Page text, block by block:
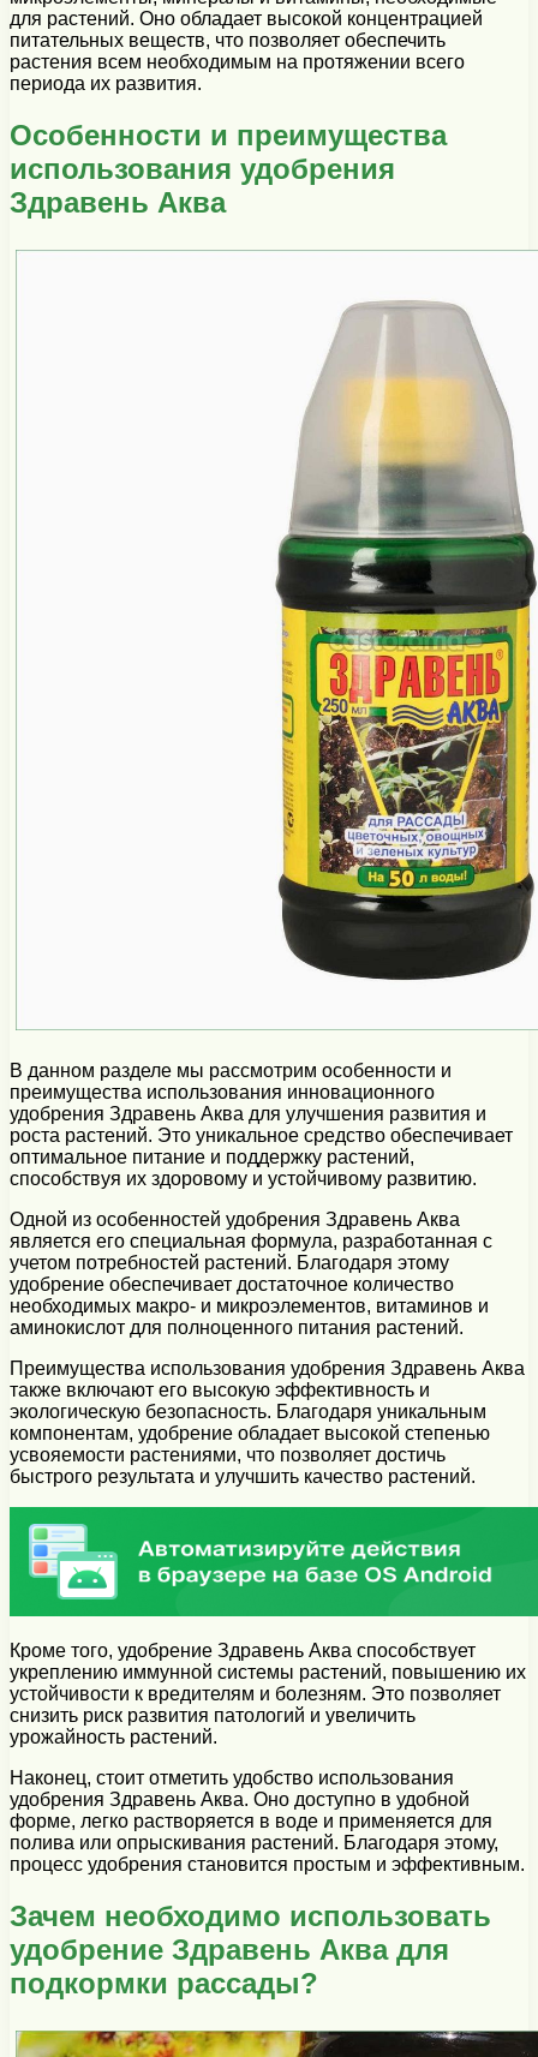
для растений. Оно обладает высокой концентрацией
питательных веществ, что позволяет обеспечить
растения всем необходимым на протяжении всего
периода их развития.
Особенности и преимущества
использования удобрения
Здравень Аква
В данном разделе мы рассмотрим особенности и
преимущества использования инновационного
удобрения Здравень Аква для улучшения развития и
роста растений. Это уникальное средство обеспечивает
оптимальное питание и поддержку растений,
способствуя их здоровому и устойчивому развитию.
Одной из особенностей удобрения Здравень Аква
является его специальная формула, разработанная с
учетом потребностей растений. Благодаря этому
удобрение обеспечивает достаточное количество
необходимых макро- и микроэлементов, витаминов и
аминокислот для полноценного питания растений.
Преимущества использования удобрения Здравень Аква
также включают его высокую эффективность и
экологическую безопасность. Благодаря уникальным
компонентам, удобрение обладает высокой степенью
усвояемости растениями, что позволяет достичь
быстрого результата и улучшить качество растений.
Кроме того, удобрение Здравень Аква способствует
укреплению иммунной системы растений, повышению их
устойчивости к вредителям и болезням. Это позволяет
снизить риск развития патологий и увеличить
урожайность растений.
Наконец, стоит отметить удобство использования
удобрения Здравень Аква. Оно доступно в удобной
форме, легко растворяется в воде и применяется для
полива или опрыскивания растений. Благодаря этому,
процесс удобрения становится простым и эффективным.
Зачем необходимо использовать
удобрение Здравень Аква для
подкормки рассады?